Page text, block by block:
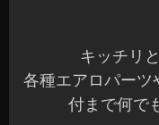
キッチリ
各種エアロパーツ
付まで何で